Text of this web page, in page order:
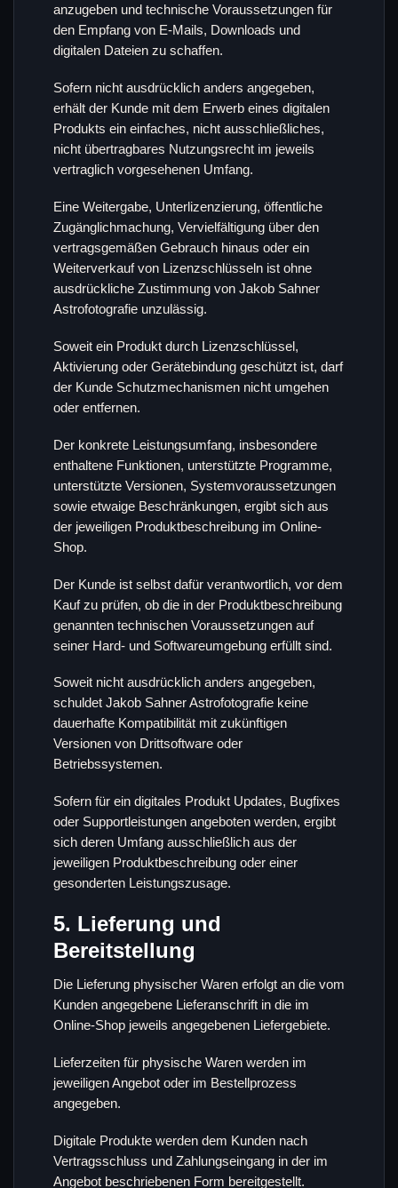
anzugeben und technische Voraussetzungen für
den Empfang von E-Mails, Downloads und
digitalen Dateien zu schaffen.
Sofern nicht ausdrücklich anders angegeben,
erhält der Kunde mit dem Erwerb eines digitalen
Produkts ein einfaches, nicht ausschließliches,
nicht übertragbares Nutzungsrecht im jeweils
vertraglich vorgesehenen Umfang.
Eine Weitergabe, Unterlizenzierung, öffentliche
Zugänglichmachung, Vervielfältigung über den
vertragsgemäßen Gebrauch hinaus oder ein
Weiterverkauf von Lizenzschlüsseln ist ohne
ausdrückliche Zustimmung von Jakob Sahner
Astrofotografie unzulässig.
Soweit ein Produkt durch Lizenzschlüssel,
Aktivierung oder Gerätebindung geschützt ist, darf
der Kunde Schutzmechanismen nicht umgehen
oder entfernen.
Der konkrete Leistungsumfang, insbesondere
enthaltene Funktionen, unterstützte Programme,
unterstützte Versionen, Systemvoraussetzungen
sowie etwaige Beschränkungen, ergibt sich aus
der jeweiligen Produktbeschreibung im Online-
Shop.
Der Kunde ist selbst dafür verantwortlich, vor dem
Kauf zu prüfen, ob die in der Produktbeschreibung
genannten technischen Voraussetzungen auf
seiner Hard- und Softwareumgebung erfüllt sind.
Soweit nicht ausdrücklich anders angegeben,
schuldet Jakob Sahner Astrofotografie keine
dauerhafte Kompatibilität mit zukünftigen
Versionen von Drittsoftware oder
Betriebssystemen.
Sofern für ein digitales Produkt Updates, Bugfixes
oder Supportleistungen angeboten werden, ergibt
sich deren Umfang ausschließlich aus der
jeweiligen Produktbeschreibung oder einer
gesonderten Leistungszusage.
5. Lieferung und
Bereitstellung
Die Lieferung physischer Waren erfolgt an die vom
Kunden angegebene Lieferanschrift in die im
Online-Shop jeweils angegebenen Liefergebiete.
Lieferzeiten für physische Waren werden im
jeweiligen Angebot oder im Bestellprozess
angegeben.
Digitale Produkte werden dem Kunden nach
Vertragsschluss und Zahlungseingang in der im
Angebot beschriebenen Form bereitgestellt.